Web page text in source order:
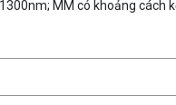
MM có khoảng cách